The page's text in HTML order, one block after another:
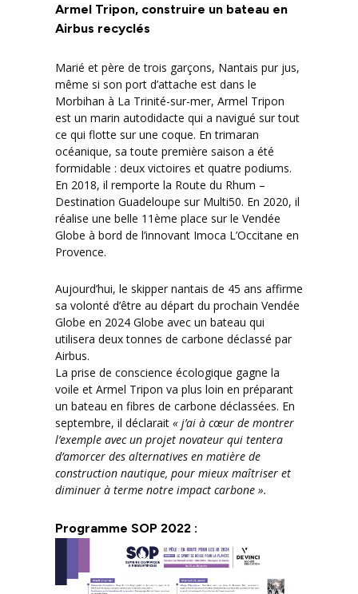
Armel Tripon, construire un bateau en
Airbus recyclés
Marié et père de trois garçons, Nantais pur jus,
même si son port d’attache est dans le
Morbihan à La Trinité-sur-mer, Armel Tripon
est un marin autodidacte qui a navigué sur tout
ce qui flotte sur une coque. En trimaran
océanique, sa toute première saison a été
formidable : deux victoires et quatre podiums.
En 2018, il remporte la Route du Rhum –
Destination Guadeloupe sur Multi50. En 2020, il
réalise une belle 11ème place sur le Vendée
Globe à bord de l’innovant Imoca L’Occitane en
Provence.
Aujourd’hui, le skipper nantais de 45 ans affirme
sa volonté d’être au départ du prochain Vendée
Globe en 2024 Globe avec un bateau qui
utilisera deux tonnes de carbone déclassé par
Airbus.
La prise de conscience écologique gagne la
voile et Armel Tripon va plus loin en préparant
un bateau en fibres de carbone déclassées. En
septembre, il déclarait « j’ai à cœur de montrer
l’exemple avec un projet novateur qui tentera
d’amorcer des alternatives en matière de
construction nautique, pour mieux maîtriser et
diminuer à terme notre impact carbone ».
Programme SOP 2022 :